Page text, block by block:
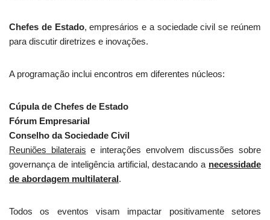
Chefes de Estado, empresários e a sociedade civil se reúnem
para discutir diretrizes e inovações.
A programação inclui encontros em diferentes núcleos:
Cúpula de Chefes de Estado
Fórum Empresarial
Conselho da Sociedade Civil
Reuniões bilaterais e interações envolvem discussões sobre
governança de inteligência artificial, destacando a necessidade
de abordagem multilateral.
Todos os eventos visam impactar positivamente setores